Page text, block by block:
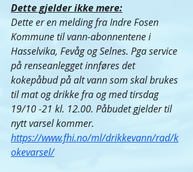
Dette gjelder ikke mere:
Dette er en melding fra Indre Fosen
Kommune til vann-abonnentene i
Hasselvika, Fevåg og Selnes. Pga service
på renseanlegget innføres det
kokepåbud på alt vann som skal brukes
til mat og drikke fra og med tirsdag
19/10 -21 kl. 12.00. Påbudet gjelder til
nytt varsel kommer.
https://www.fhi.no/ml/drikkevann/rad/k
okevarsel/